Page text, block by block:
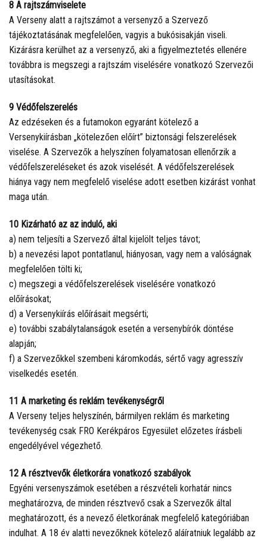
8 A rajtszámviselete
A Verseny alatt a rajtszámot a versenyző a Szervező
tájékoztatásának megfelelően, vagyis a bukósisakján viseli.
Kizárásra kerülhet az a versenyző, aki a figyelmeztetés ellenére
továbbra is megszegi a rajtszám viselésére vonatkozó Szervezői
utasításokat.
9 Védőfelszerelés
Az edzéseken és a futamokon egyaránt kötelező a
Versenykiírásban „kötelezően előírt” biztonsági felszerelések
viselése. A Szervezők a helyszínen folyamatosan ellenőrzik a
védőfelszereléseket és azok viselését. A védőfelszerelések
hiánya vagy nem megfelelő viselése adott esetben kizárást vonhat
maga után.
10 Kizárható az az induló, aki
a) nem teljesíti a Szervező által kijelölt teljes távot;
b) a nevezési lapot pontatlanul, hiányosan, vagy nem a valóságnak
megfelelően tölti ki;
c) megszegi a védőfelszerelések viselésére vonatkozó
előírásokat;
d) a Versenykiírás előírásait megsérti;
e) további szabálytalanságok esetén a versenybírók döntése
alapján;
f) a Szervezőkkel szembeni káromkodás, sértő vagy agresszív
viselkedés esetén.
11 A marketing és reklám tevékenységről
A Verseny teljes helyszínén, bármilyen reklám és marketing
tevékenység csak FRO Kerékpáros Egyesület előzetes írásbeli
engedélyével végezhető.
12 A résztvevők életkorára vonatkozó szabályok
Egyéni versenyszámok esetében a részvételi korhatár nincs
meghatározva, de minden résztvevő csak a Szervezők által
meghatározott, és a nevező életkorának megfelelő kategóriában
indulhat. A 18 év alatti nevezőknek kötelező aláíratniuk legalább az